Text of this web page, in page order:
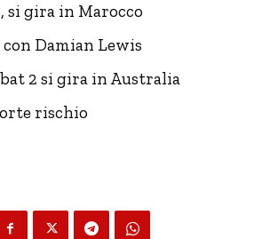
si gira in Marocco
con Damian Lewis
2 si gira in Australia
rischio